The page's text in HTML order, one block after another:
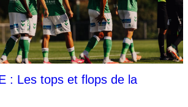
: Les tops et flops de la